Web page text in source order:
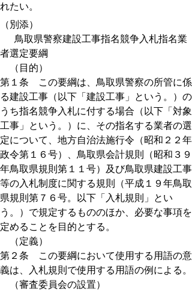
れたい。
（別添）
鳥取県警察建設工事指名競争入札指名業
者選定要綱
（目的）
第１条 この要綱は、鳥取県警察の所管に係
る建設工事（以下「建設工事」という。）の
うち指名競争入札に付する場合（以下「対象
工事」という。）に、その指名する業者の選
定について、地方自治法施行令（昭和２２年
政令第１６号）、鳥取県会計規則（昭和３９
年鳥取県規則第１１号）及び鳥取県建設工事
等の入札制度に関する規則（平成１９年鳥取
県規則第７６号。以下「入札規則」とい
う。）で規定するもののほか、必要な事項を
定めることを目的とする。
（定義）
第２条 この要綱において使用する用語の意
義は、入札規則で使用する用語の例による。
（審査委員会の設置）